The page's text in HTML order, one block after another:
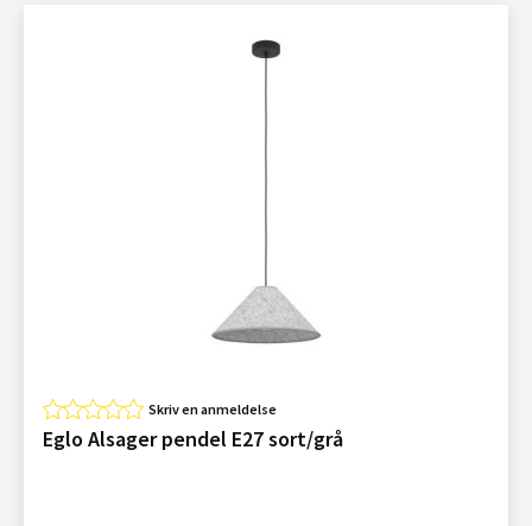
Skriv en anmeldelse
Eglo Alsager pendel E27 sort/grå